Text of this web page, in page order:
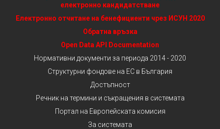
електронно кандидатстване
Електронно отчитане на бенефициенти чрез ИСУН 2020
Обратна връзка
Open Data API Documentation
Нормативни документи за периода 2014 - 2020
Структурни фондове на ЕС в България
Достъпност
Речник на термини и съкращения в системата
Портал на Европейската комисия
За системата